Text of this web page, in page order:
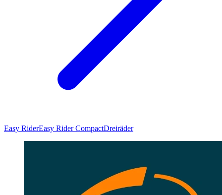
Easy RiderEasy Rider CompactDreiräder